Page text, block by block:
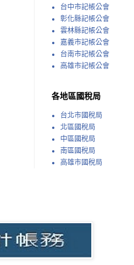
台中市記帳公會
彰化縣記帳公會
雲林縣記帳公會
嘉義市記帳公會
台南市記帳公會
高雄市記帳公會
各地區國稅局
台北市國稅局
北區國稅局
中區國稅局
南區國稅局
高雄市國稅局